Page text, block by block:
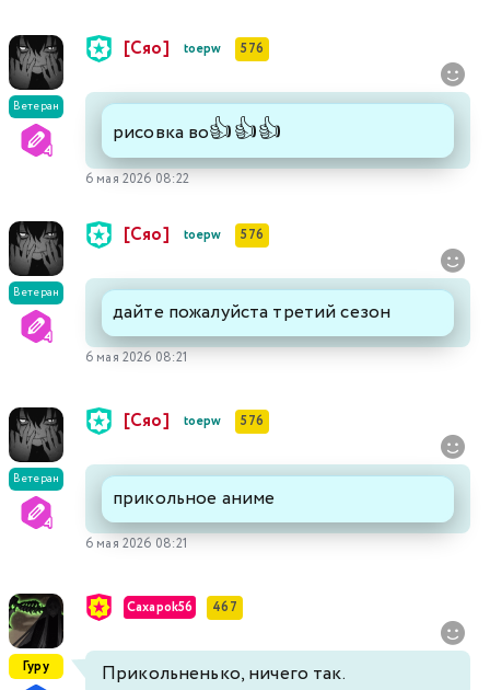
Ветеран
[Сяо] toepw 576
рисовка во👍👍👍
6 мая 2026 08:22
Ветеран
[Сяо] toepw 576
дайте пожалуйста третий сезон
6 мая 2026 08:21
Ветеран
[Сяо] toepw 576
прикольное аниме
6 мая 2026 08:21
Гуру
Caxapok56 467
Прикольненько, ничего так.